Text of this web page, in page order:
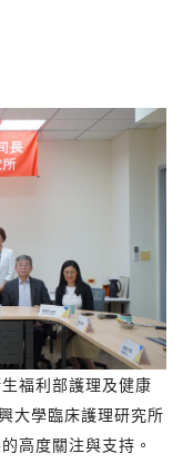
福利部護理及健康
大學臨床護理研究所
高度關注與支持。